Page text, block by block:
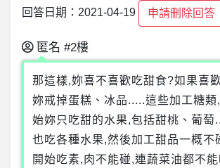
回答日期：2021-04-19 申請刪除回答
匿名 #2樓
那這樣,妳喜不喜歡吃甜食?如果喜
妳戒掉蛋糕、冰品.....這些加工糖類
始妳只吃甜的水果,包括甜桃、葡萄
也吃各種水果,然後加工甜品一概不
開始吃素,肉不能碰,連蔬菜油都不